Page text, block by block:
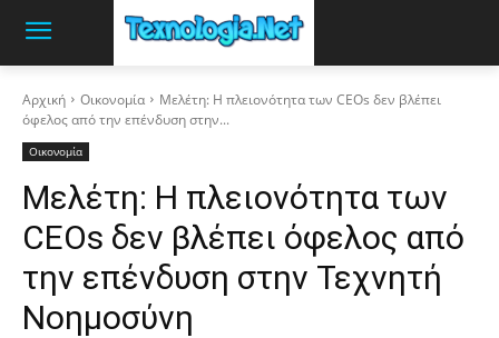
Αρχική Οικονομία
Μελέτη: Η πλειονότητα των CEOs δεν βλέπει
όφελος από την επένδυση στην...
Οικονομία
Μελέτη: Η πλειονότητα των
CEOs δεν βλέπει όφελος από
την επένδυση στην Τεχνητή
Νοημοσύνη